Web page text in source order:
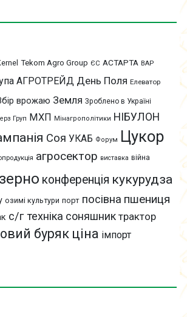
Tekom Agro Group ЄС АСТАРТА ВАР
АГРОТРЕЙД День Поля Елеватор
врожаю Земля Зроблено в Україні
Груп МХП Мінагрополітики НІБУЛОН
Соя УКАБ Форум Цукор
агросектор виставка війна
зерно конференція кукурудза
озимі культури порт посівна пшениця
с/г техніка соняшник трактор
буряк ціна імпорт